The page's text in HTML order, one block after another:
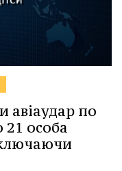
авіаудар по
21 особа